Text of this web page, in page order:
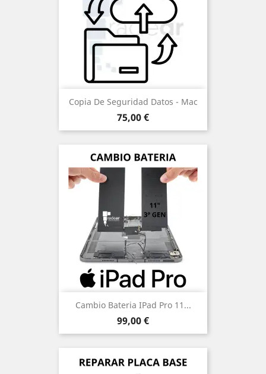
Copia De Seguridad Datos - Mac
Precio
75,00 €
Cambio Bateria IPad Pro 11...
Precio
99,00 €